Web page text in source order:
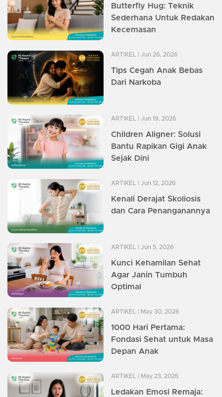
Butterfly Hug: Teknik
Sederhana Untuk Redakan
Kecemasan
ARTIKEL | Jun 26, 2026
Tips Cegah Anak Bebas
Dari Narkoba
ARTIKEL | Jun 19, 2026
Children Aligner: Solusi
Bantu Rapikan Gigi Anak
Sejak Dini
ARTIKEL | Jun 12, 2026
Kenali Derajat Skoliosis
dan Cara Penanganannya
ARTIKEL | Jun 5, 2026
Kunci Kehamilan Sehat
Agar Janin Tumbuh
Optimal
ARTIKEL | May 30, 2026
1000 Hari Pertama:
Fondasi Sehat untuk Masa
Depan Anak
ARTIKEL | May 23, 2026
Ledakan Emosi Remaja: